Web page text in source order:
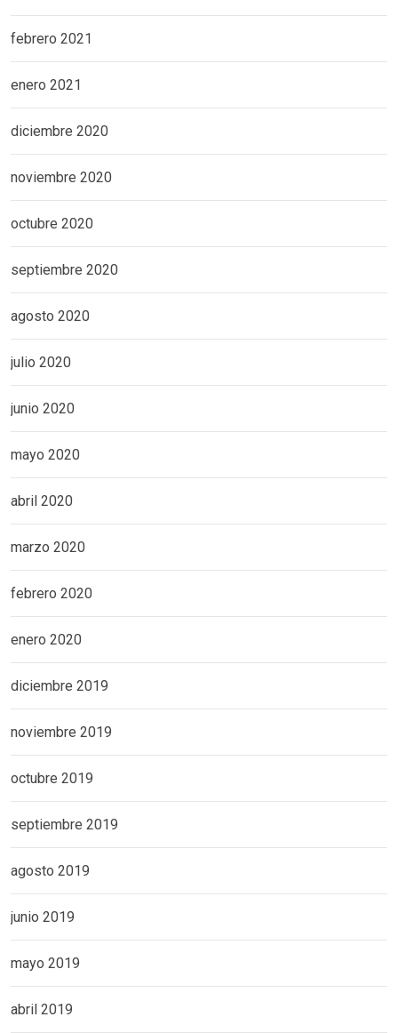
febrero 2021
enero 2021
diciembre 2020
noviembre 2020
octubre 2020
septiembre 2020
agosto 2020
julio 2020
junio 2020
mayo 2020
abril 2020
marzo 2020
febrero 2020
enero 2020
diciembre 2019
noviembre 2019
octubre 2019
septiembre 2019
agosto 2019
junio 2019
mayo 2019
abril 2019